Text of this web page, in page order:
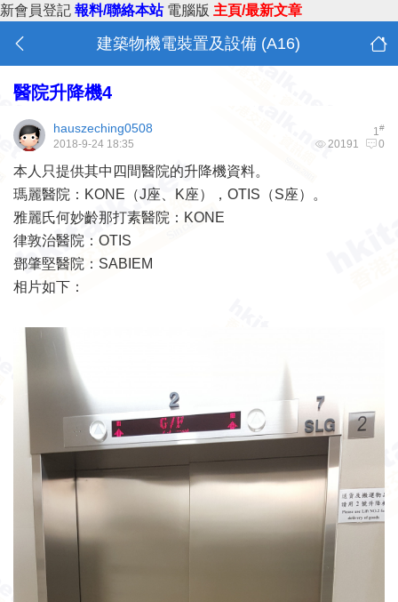
新會員登記 報料/聯絡本站 電腦版 主頁/最新文章
建築物機電裝置及設備 (A16)
醫院升降機4
1#
hauszeching0508
20191 0
2018-9-24 18:35
本人只提供其中四間醫院的升降機資料。
瑪麗醫院：KONE（J座、K座），OTIS（S座）。
雅麗氏何妙齡那打素醫院：KONE
律敦治醫院：OTIS
鄧肇堅醫院：SABIEM
相片如下：